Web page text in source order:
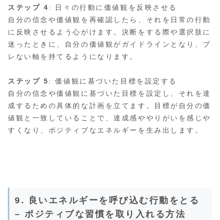
ステップ 4: 日々の行動に価値観を反映させる
自分の信念や価値観を再確認したら、それを日常の行動
に反映させるよう心がけます。決断をする際や選択肢に
迷ったときに、自分の価値観がガイドラインとなり、ブ
レない軸を持てるようになります。
ステップ 5: 価値観に基づいた目標を設定する
自分の信念や価値観に基づいた目標を設定し、それを達
成するための具体的な計画を立てます。目標が自分の価
値観と一致していることで、達成感ややりがいを感じや
すくなり、ポジティブなエネルギーを生み出します。
9. 良いエネルギーを呼び込む行動をとる
– ポジティブな習慣を取り入れる方法